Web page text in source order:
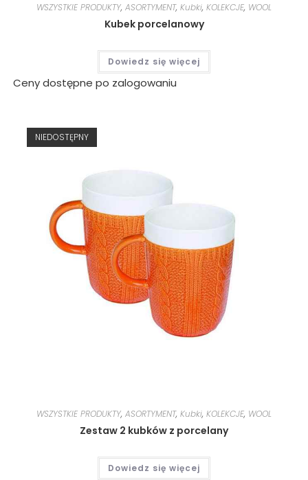
WSZYSTKIE PRODUKTY, ASORTYMENT, Kubki, KOLEKCJE, WOOL
Kubek porcelanowy
Dowiedz się więcej
Ceny dostępne po zalogowaniu
NIEDOSTĘPNY
WSZYSTKIE PRODUKTY, ASORTYMENT, Kubki, KOLEKCJE, WOOL
Zestaw 2 kubków z porcelany
Dowiedz się więcej